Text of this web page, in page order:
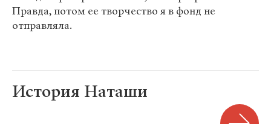
Правда, потом ее творчество я в фонд не
отправляла.
История Наташи